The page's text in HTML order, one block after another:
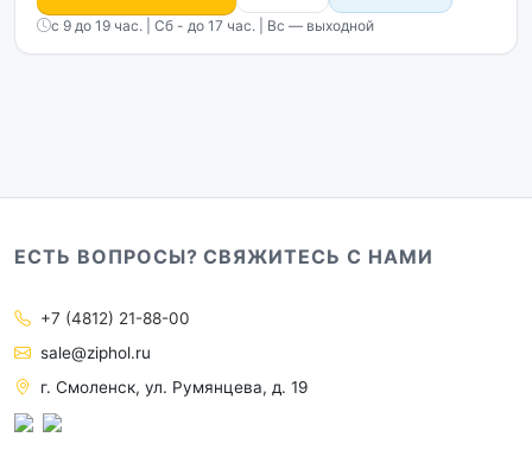
с 9 до 19 час. | Сб - до 17 час. | Вс — выходной
ЕСТЬ ВОПРОСЫ? СВЯЖИТЕСЬ С НАМИ
+7 (4812) 21-88-00
sale@ziphol.ru
г. Смоленск, ул. Румянцева, д. 19